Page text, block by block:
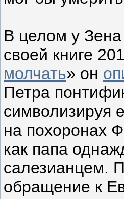
В целом у
своей книге
молчать» он
Петра
символизируя
на похоронах
как папа
салезианцем.
обращение к